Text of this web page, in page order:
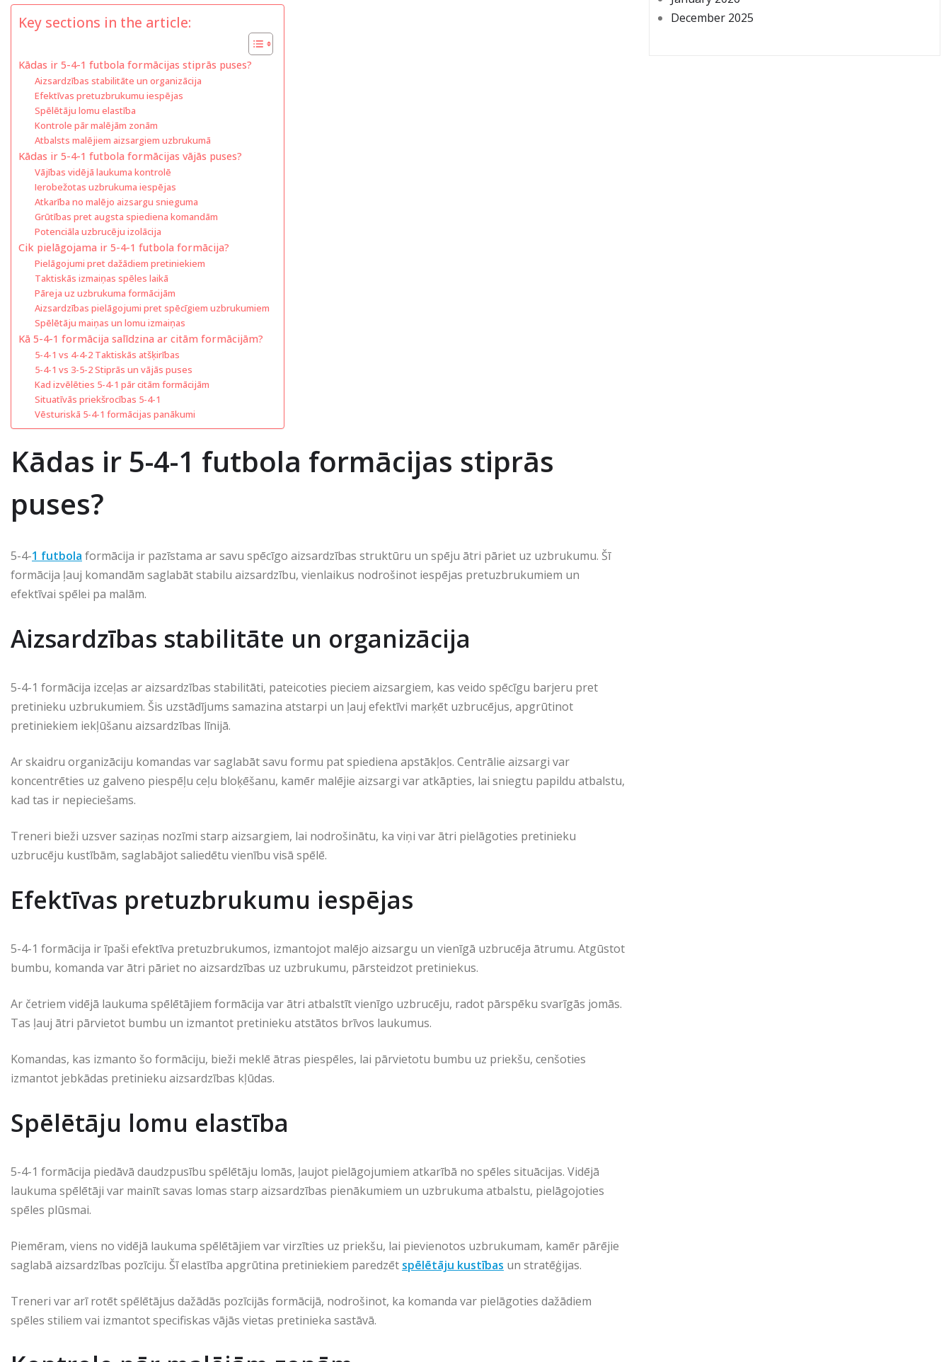
Key sections in the article:
Kādas ir 5-4-1 futbola formācijas stiprās puses?
Aizsardzības stabilitāte un organizācija
Efektīvas pretuzbrukumu iespējas
Spēlētāju lomu elastība
Kontrole pār malējām zonām
Atbalsts malējiem aizsargiem uzbrukumā
Kādas ir 5-4-1 futbola formācijas vājās puses?
Vājības vidējā laukuma kontrolē
Ierobežotas uzbrukuma iespējas
Atkarība no malējo aizsargu snieguma
Grūtības pret augsta spiediena komandām
Potenciāla uzbrucēju izolācija
Cik pielāgojama ir 5-4-1 futbola formācija?
Pielāgojumi pret dažādiem pretiniekiem
Taktiskās izmaiņas spēles laikā
Pāreja uz uzbrukuma formācijām
Aizsardzības pielāgojumi pret spēcīgiem uzbrukumiem
Spēlētāju maiņas un lomu izmaiņas
Kā 5-4-1 formācija salīdzina ar citām formācijām?
5-4-1 vs 4-4-2 Taktiskās atšķirības
5-4-1 vs 3-5-2 Stiprās un vājās puses
Kad izvēlēties 5-4-1 pār citām formācijām
Situatīvās priekšrocības 5-4-1
Vēsturiskā 5-4-1 formācijas panākumi
Kādas ir 5-4-1 futbola formācijas stiprās
puses?
5-4-1 futbola formācija ir pazīstama ar savu spēcīgo aizsardzības struktūru un spēju ātri pāriet uz uzbrukumu. Šī
formācija ļauj komandām saglabāt stabilu aizsardzību, vienlaikus nodrošinot iespējas pretuzbrukumiem un
efektīvai spēlei pa malām.
Aizsardzības stabilitāte un organizācija
5-4-1 formācija izceļas ar aizsardzības stabilitāti, pateicoties pieciem aizsargiem, kas veido spēcīgu barjeru pret
pretinieku uzbrukumiem. Šis uzstādījums samazina atstarpi un ļauj efektīvi marķēt uzbrucējus, apgrūtinot
pretiniekiem iekļūšanu aizsardzības līnijā.
Ar skaidru organizāciju komandas var saglabāt savu formu pat spiediena apstākļos. Centrālie aizsargi var
koncentrēties uz galveno piespēļu ceļu bloķēšanu, kamēr malējie aizsargi var atkāpties, lai sniegtu papildu atbalstu,
kad tas ir nepieciešams.
Treneri bieži uzsver saziņas nozīmi starp aizsargiem, lai nodrošinātu, ka viņi var ātri pielāgoties pretinieku
uzbrucēju kustībām, saglabājot saliedētu vienību visā spēlē.
Efektīvas pretuzbrukumu iespējas
5-4-1 formācija ir īpaši efektīva pretuzbrukumos, izmantojot malējo aizsargu un vienīgā uzbrucēja ātrumu. Atgūstot
bumbu, komanda var ātri pāriet no aizsardzības uz uzbrukumu, pārsteidzot pretiniekus.
Ar četriem vidējā laukuma spēlētājiem formācija var ātri atbalstīt vienīgo uzbrucēju, radot pārspēku svarīgās jomās.
Tas ļauj ātri pārvietot bumbu un izmantot pretinieku atstātos brīvos laukumus.
Komandas, kas izmanto šo formāciju, bieži meklē ātras piespēles, lai pārvietotu bumbu uz priekšu, cenšoties
izmantot jebkādas pretinieku aizsardzības kļūdas.
Spēlētāju lomu elastība
5-4-1 formācija piedāvā daudzpusību spēlētāju lomās, ļaujot pielāgojumiem atkarībā no spēles situācijas. Vidējā
laukuma spēlētāji var mainīt savas lomas starp aizsardzības pienākumiem un uzbrukuma atbalstu, pielāgojoties
spēles plūsmai.
Piemēram, viens no vidējā laukuma spēlētājiem var virzīties uz priekšu, lai pievienotos uzbrukumam, kamēr pārējie
saglabā aizsardzības pozīciju. Šī elastība apgrūtina pretiniekiem paredzēt spēlētāju kustības un stratēģijas.
Treneri var arī rotēt spēlētājus dažādās pozīcijās formācijā, nodrošinot, ka komanda var pielāgoties dažādiem
spēles stiliem vai izmantot specifiskas vājās vietas pretinieka sastāvā.
December 2025